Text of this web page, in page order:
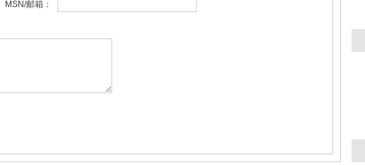
MSN/邮箱：